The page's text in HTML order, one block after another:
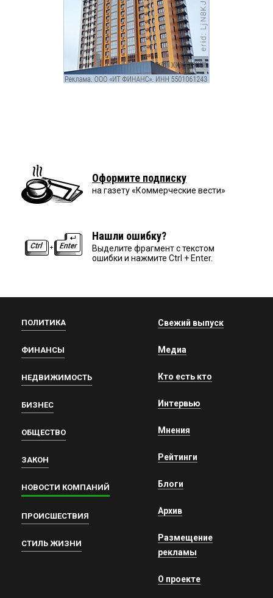
Оформите подписку
на газету «Коммерческие вести»
Нашли ошибку?
Выделите фрагмент с текстом
ошибки и нажмите Ctrl + Enter.
ПОЛИТИКА
ФИНАНСЫ
НЕДВИЖИМОСТЬ
БИЗНЕС
ОБЩЕСТВО
ЗАКОН
НОВОСТИ КОМПАНИЙ
ПРОИСШЕСТВИЯ
СТИЛЬ ЖИЗНИ
Свежий выпуск
Медиа
Кто есть кто
Интервью
Мнения
Рейтинги
Блоги
Архив
Размещение
рекламы
О проекте